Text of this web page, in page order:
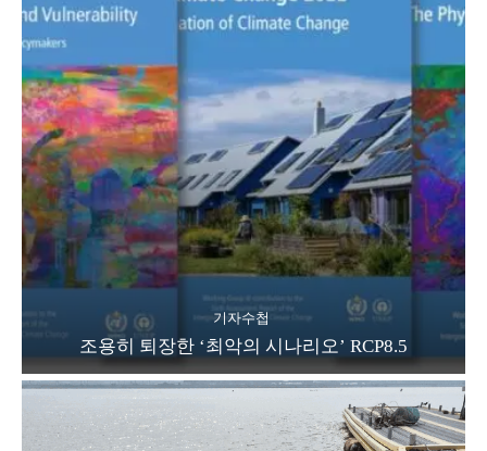
기자수첩
조용히 퇴장한 ‘최악의 시나리오’ RCP8.5